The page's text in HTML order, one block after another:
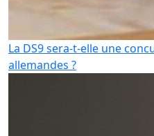
La DS9 sera-t-elle une
allemandes ?